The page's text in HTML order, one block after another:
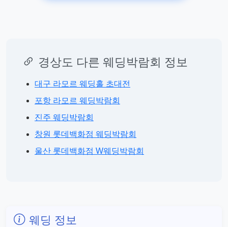
경상도 다른 웨딩박람회 정보
대구 라모르 웨딩홀 초대전
포항 라모르 웨딩박람회
진주 웨딩박람회
창원 롯데백화점 웨딩박람회
울산 롯데백화점 W웨딩박람회
웨딩 정보